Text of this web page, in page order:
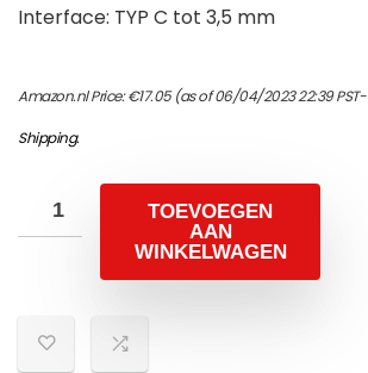
Interface: TYP C tot 3,5 mm
Amazon.nl Price:€17.05(as of 06/04/2023 22:39 PST-
Shipping.
TOEVOEGEN
AAN
WINKELWAGEN